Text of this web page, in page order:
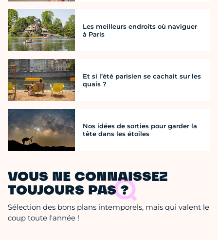
Les meilleurs endroits où naviguer
à Paris
Et si l’été parisien se cachait sur les
quais ?
Nos idées de sorties pour garder la
tête dans les étoiles
VOUS NE CONNAISSEZ
TOUJOURS PAS ?
Sélection des bons plans intemporels, mais qui valent le
coup toute l'année !